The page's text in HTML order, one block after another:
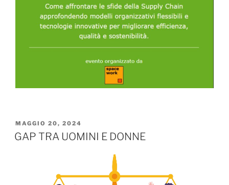
MAGGIO 20, 2024
GAP TRA UOMINI E DONNE